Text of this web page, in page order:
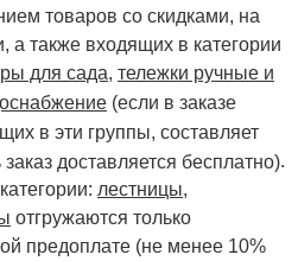
товаров со скидками, на
а также входящих в категории
для сада, тележки ручные и
(если в заказе
в эти группы, составляет
доставляется бесплатно).
лестницы,
отгружаются только
предоплате (не менее 10%